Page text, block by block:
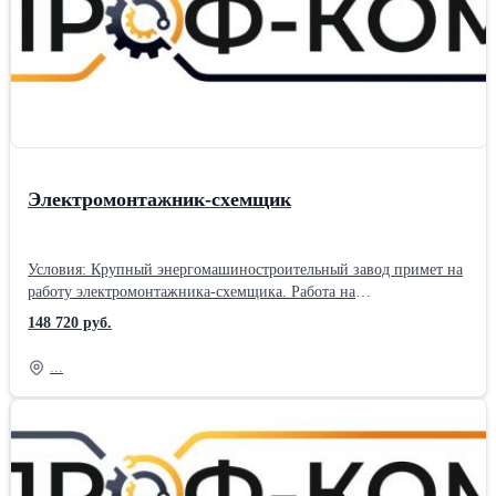
винторезном станке с ЧПУ с высотой центров от 501 д 650 мм, (
TACCI (НД/3-105) программная стойка SIEMENS 3 с ПК (старая
стойка). Токарно-винторезный станок с высотой центров от 501
- 650 мм (TACCHI (НД/3 - 90) стойка SIemens. Изготовление
Электромонтажник-схемщик
Условия: Крупный энергомашиностроительный завод примет на
работу электромонтажника-схемщика. Работа на
производственном предприятии в г. Санкт-Петербург. Вахтовый
метод работы 60/30. Прямой работодатель. Трудоустройство
официальное, согласно ТК РФ. График работы 6/1 по 11 часов.
Заработная плата почасовая 520 р/час, от 148720 руб./мес.
(зависит от графика работы). Предоставляется благоустроенное
компенсируем в обе стороны после отработанной командировки.
Питание за свой счет. Обязанности: Электромонтажные работы.
Необходимо знать строение и принцип действия
148 720 руб.
...